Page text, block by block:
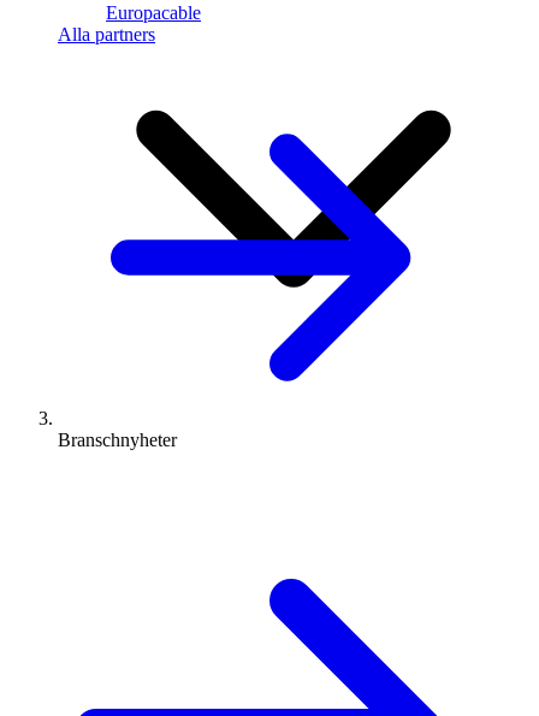
Europacable
Alla partners
Branschnyheter